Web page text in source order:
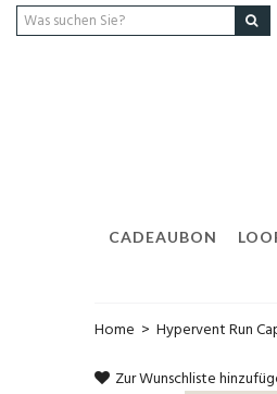
CADEAUBON
Home > Hypervent Run
Zur Wunschliste